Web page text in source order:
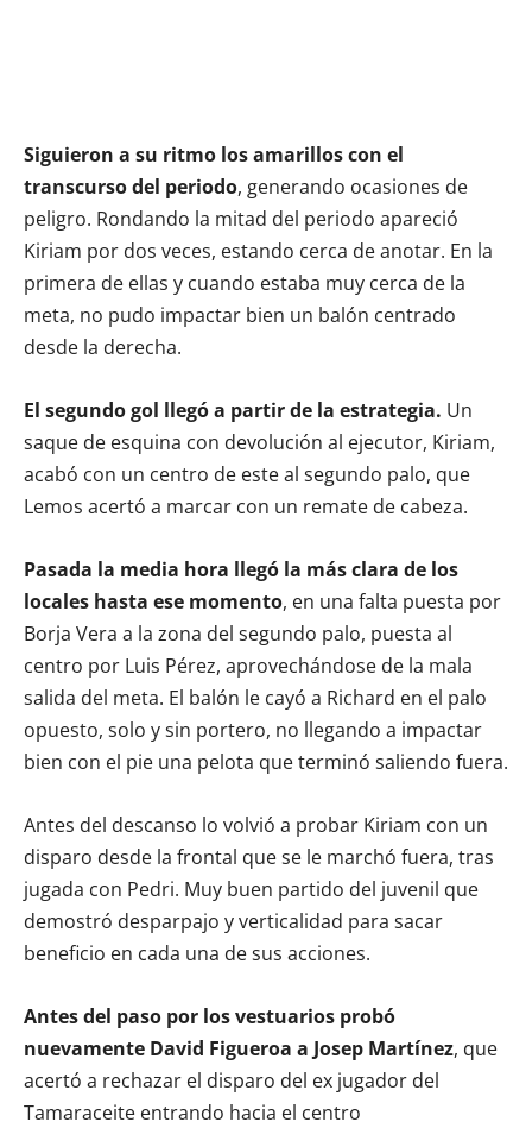
Siguieron a su ritmo los amarillos con el
transcurso del periodo, generando ocasiones de
peligro. Rondando la mitad del periodo apareció
Kiriam por dos veces, estando cerca de anotar. En la
primera de ellas y cuando estaba muy cerca de la
meta, no pudo impactar bien un balón centrado
desde la derecha.
El segundo gol llegó a partir de la estrategia. Un
saque de esquina con devolución al ejecutor, Kiriam,
acabó con un centro de este al segundo palo, que
Lemos acertó a marcar con un remate de cabeza.
Pasada la media hora llegó la más clara de los
locales hasta ese momento, en una falta puesta por
Borja Vera a la zona del segundo palo, puesta al
centro por Luis Pérez, aprovechándose de la mala
salida del meta. El balón le cayó a Richard en el palo
opuesto, solo y sin portero, no llegando a impactar
bien con el pie una pelota que terminó saliendo fuera.
Antes del descanso lo volvió a probar Kiriam con un
disparo desde la frontal que se le marchó fuera, tras
jugada con Pedri. Muy buen partido del juvenil que
demostró desparpajo y verticalidad para sacar
beneficio en cada una de sus acciones.
Antes del paso por los vestuarios probó
nuevamente David Figueroa a Josep Martínez, que
acertó a rechazar el disparo del ex jugador del
Tamaraceite entrando hacia el centro